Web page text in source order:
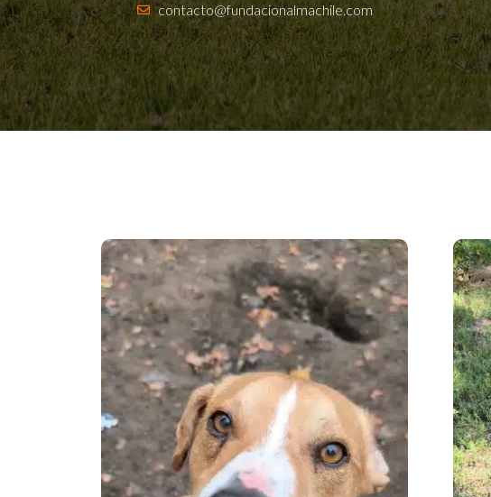
contacto@fundacionalmachile.com